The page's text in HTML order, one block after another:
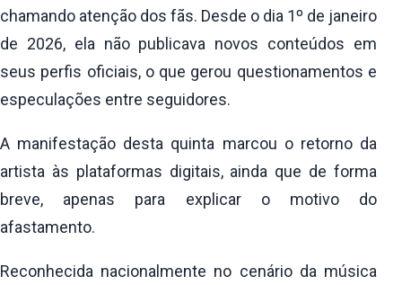
chamando atenção dos fãs. Desde o dia 1º de janeiro
de 2026, ela não publicava novos conteúdos em
seus perfis oficiais, o que gerou questionamentos e
especulações entre seguidores.
A manifestação desta quinta marcou o retorno da
artista às plataformas digitais, ainda que de forma
breve, apenas para explicar o motivo do
afastamento.
Reconhecida nacionalmente no cenário da música